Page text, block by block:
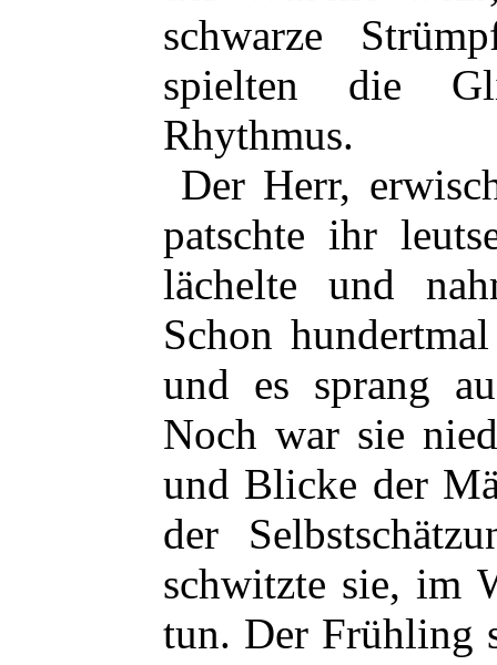
schwarze
spielten die
Rhythmus.
Der Herr,
patschte ihr
lächelte und
Schon
und es sprang
Noch war sie
und Blicke der
der
schwitzte sie, im
tun. Der Frühling